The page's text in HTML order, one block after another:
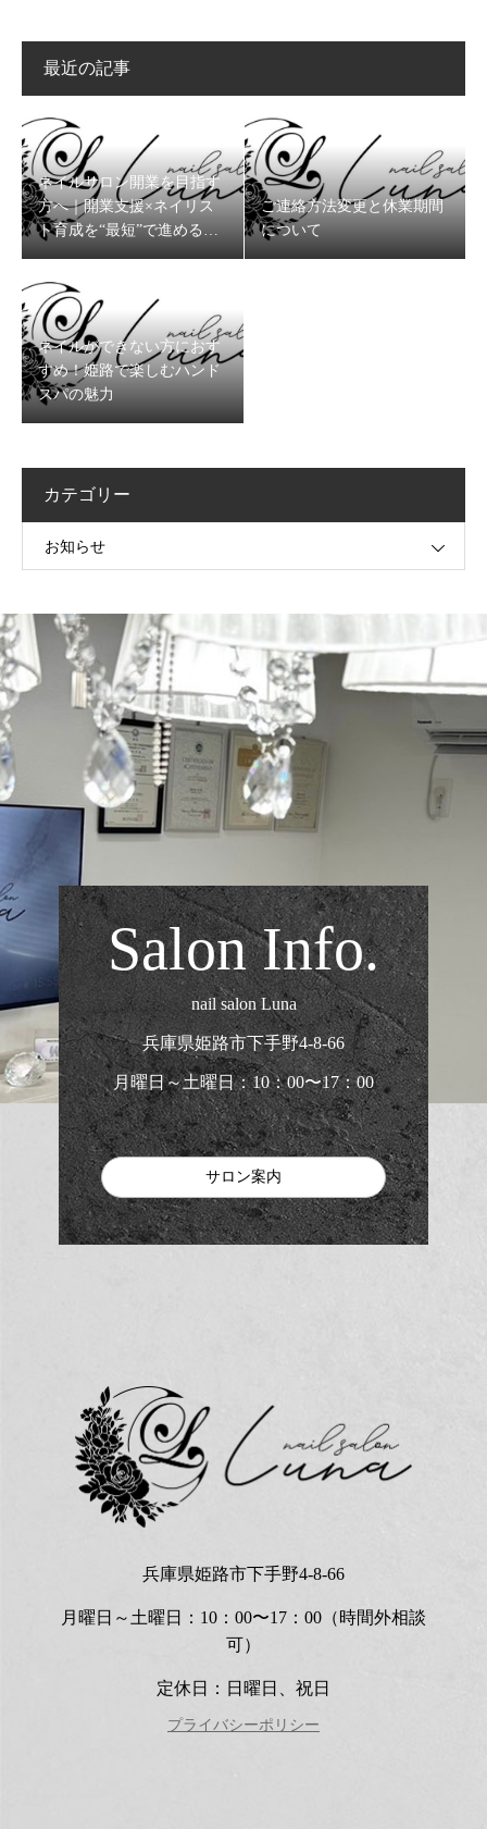
最近の記事
ネイルサロン開業を目指す
方へ｜開業支援×ネイリス
ト育成を“最短”で進めるコ
ご連絡方法変更と休業期間
について
ネイルができない方におす
すめ！姫路で楽しむハンド
スパの魅力
カテゴリー
お知らせ
Salon Info.
nail salon Luna
兵庫県姫路市下手野4-8-66
月曜日～土曜日：10：00〜17：00
サロン案内
兵庫県姫路市下手野4-8-66
月曜日～土曜日：10：00〜17：00（時間外相談
可）
定休日：日曜日、祝日
プライバシーポリシー